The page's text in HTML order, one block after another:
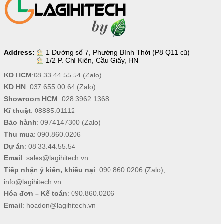
Address:
1 Đường số 7, Phường Bình Thới (P8 Q11 cũ)
1/2 P. Chí Kiên, Cầu Giấy, HN
KD HCM:08.33.44.55.54(Zalo)
KD HN: 037.655.00.64(Zalo)
Showroom HCM: 028.3962.1368
Kĩ thuật: 08885.01112
Bảo hành: 0974147300(Zalo)
Thu mua: 090.860.0206
Dự án: 08.33.44.55.54
Email: sales@lagihitech.vn
Tiếp nhận ý kiến, khiếu nại: 090.860.0206 (Zalo),
info@lagihitech.vn.
Hóa đơn – Kế toán: 090.860.0206
Email: hoadon@lagihitech.vn